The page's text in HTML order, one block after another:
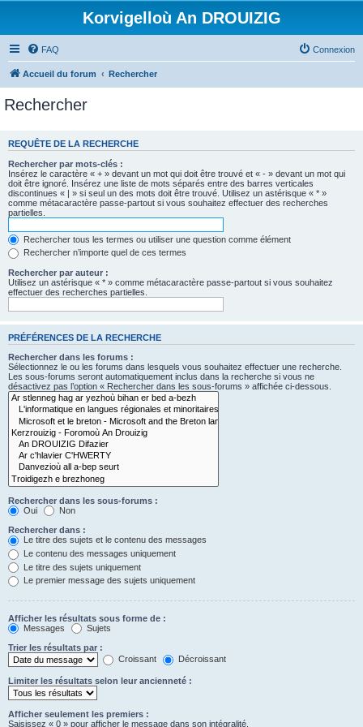
Korvigelloù An DROUIZIG
FAQ Connexion
Accueil du forum Rechercher
Rechercher
REQUÊTE DE LA RECHERCHE
Rechercher par mots-clés :
Insérez le caractère « + » devant un mot qui doit être trouvé et « - » devant un mot qui
doit être ignoré. Insérez une liste de mots séparés entre des barres verticales
discontinues « | » si seul un des mots doit être trouvé. Utilisez un astérisque « * »
comme métacaractère passe-partout si vous souhaitez effectuer des recherches
partielles.
Rechercher tous les termes ou utiliser une question comme élément
Rechercher n’importe quel de ces termes
Rechercher par auteur :
Utilisez un astérisque « * » comme métacaractère passe-partout si vous souhaitez
effectuer des recherches partielles.
PRÉFÉRENCES DE LA RECHERCHE
Rechercher dans les forums :
Sélectionnez le ou les forums dans lesquels vous souhaitez effectuer une recherche.
Les sous-forums seront automatiquement inclus dans la recherche si vous ne
désactivez pas l’option « Rechercher dans les sous-forums » affichée ci-dessous.
Rechercher dans les sous-forums :
Oui
Non
Rechercher dans :
Le titre des sujets et le contenu des messages
Le contenu des messages uniquement
Le titre des sujets uniquement
Le premier message des sujets uniquement
Afficher les résultats sous forme de :
Messages
Sujets
Trier les résultats par :
Croissant
Décroissant
Limiter les résultats selon leur ancienneté :
Afficher seulement les premiers :
Saisissez « 0 » pour afficher le message dans son intégralité.